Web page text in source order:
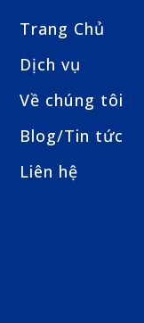
Trang Chủ
Dịch vụ
Về chúng tôi
Blog/Tin tức
Liên hệ